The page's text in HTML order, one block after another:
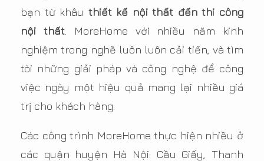
bạn từ khâu thiết kế nội thất đến thi công
nội thất. MoreHome với nhiều năm kinh
nghiệm trong nghề luôn luôn cải tiến, và tìm
tòi những giải pháp và công nghệ để công
việc ngày một hiệu quả mang lại nhiều giá
trị cho khách hàng.
Các công trình MoreHome thực hiện nhiều ở
các quận huyện Hà Nội: Cầu Giấy, Thanh